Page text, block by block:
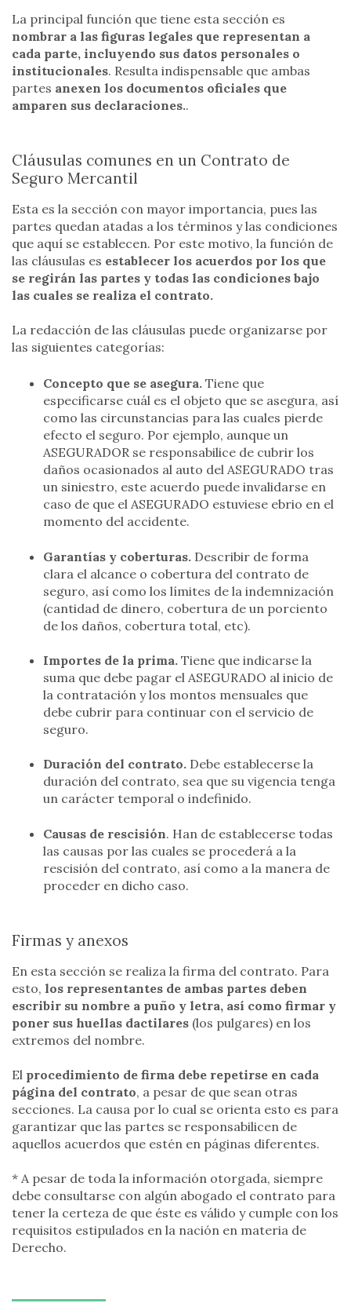
La principal función que tiene esta sección es
nombrar a las figuras legales que representan a
cada parte, incluyendo sus datos personales o
institucionales. Resulta indispensable que ambas
partes anexen los documentos oficiales que
amparen sus declaraciones..
Cláusulas comunes en un Contrato de
Seguro Mercantil
Esta es la sección con mayor importancia, pues las
partes quedan atadas a los términos y las condiciones
que aquí se establecen. Por este motivo, la función de
las cláusulas es establecer los acuerdos por los que
se regirán las partes y todas las condiciones bajo
las cuales se realiza el contrato.
La redacción de las cláusulas puede organizarse por
las siguientes categorías:
Concepto que se asegura. Tiene que
especificarse cuál es el objeto que se asegura, así
como las circunstancias para las cuales pierde
efecto el seguro. Por ejemplo, aunque un
ASEGURADOR se responsabilice de cubrir los
daños ocasionados al auto del ASEGURADO tras
un siniestro, este acuerdo puede invalidarse en
caso de que el ASEGURADO estuviese ebrio en el
momento del accidente.
Garantías y coberturas. Describir de forma
clara el alcance o cobertura del contrato de
seguro, así como los límites de la indemnización
(cantidad de dinero, cobertura de un porciento
de los daños, cobertura total, etc).
Importes de la prima. Tiene que indicarse la
suma que debe pagar el ASEGURADO al inicio de
la contratación y los montos mensuales que
debe cubrir para continuar con el servicio de
seguro.
Duración del contrato. Debe establecerse la
duración del contrato, sea que su vigencia tenga
un carácter temporal o indefinido.
Causas de rescisión. Han de establecerse todas
las causas por las cuales se procederá a la
rescisión del contrato, así como a la manera de
proceder en dicho caso.
Firmas y anexos
En esta sección se realiza la firma del contrato. Para
esto, los representantes de ambas partes deben
escribir su nombre a puño y letra, así como firmar y
poner sus huellas dactilares (los pulgares) en los
extremos del nombre.
El procedimiento de firma debe repetirse en cada
página del contrato, a pesar de que sean otras
secciones. La causa por lo cual se orienta esto es para
garantizar que las partes se responsabilicen de
aquellos acuerdos que estén en páginas diferentes.
* A pesar de toda la información otorgada, siempre
debe consultarse con algún abogado el contrato para
tener la certeza de que éste es válido y cumple con los
requisitos estipulados en la nación en materia de
Derecho.